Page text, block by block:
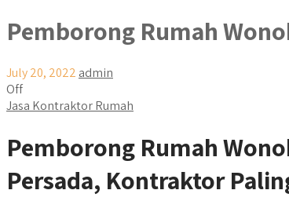
Pemborong Rumah
July 20, 2022 admin
Off
Jasa Kontraktor Rumah
Pemborong Rumah
Persada, Kontraktor